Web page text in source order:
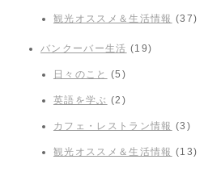
観光オススメ＆生活情報 (37)
バンクーバー生活 (19)
日々のこと (5)
英語を学ぶ (2)
カフェ・レストラン情報 (3)
観光オススメ＆生活情報 (13)